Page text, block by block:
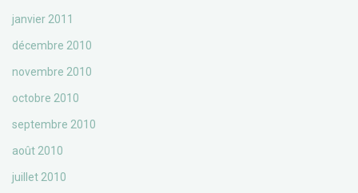
janvier 2011
décembre 2010
novembre 2010
octobre 2010
septembre 2010
août 2010
juillet 2010